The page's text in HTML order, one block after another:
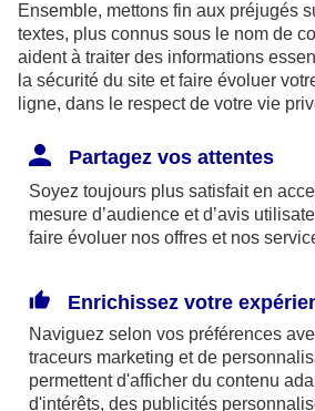
prudentiel et de résolution
Place de Budapest - CS
Paris Cedex 09. Le détail des
recours et de réclamation et
disponibles sur le site axa.fr.
AXA France IARD et AXA
mandataires exclusifs en
246 et n°13 005 764
surwww.orias.fr)
Ensemble, mettons fin aux préjugés
textes, plus connus sous le nom de
aident à traiter des informations
la sécurité du site et faire évoluer
ligne, dans le respect de votre vie
Partagez vos attentes
Soyez toujours plus satisfait en
mesure d’audience et d’avis
faire évoluer nos offres et nos
Enrichissez votre
Naviguez selon vos préférences
traceurs marketing et de
permettent d'afficher du contenu
d'intérêts, des publicités